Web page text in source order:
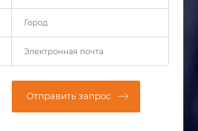
Отправить запрос